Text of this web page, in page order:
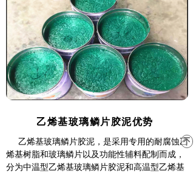
乙烯基玻璃鳞片胶泥，是采用专用的耐腐蚀乙
烯基树脂和玻璃鳞片以及功能性辅料配制而成，
分为中温型乙烯基玻璃鳞片胶泥和高温型乙烯基
乙烯基玻璃鳞片胶泥优势
녠